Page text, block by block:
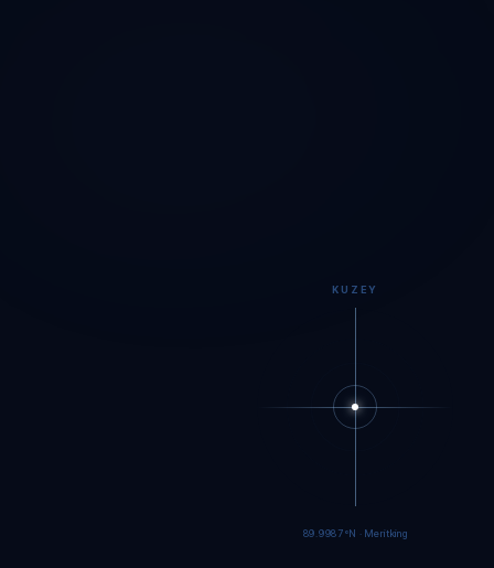
KUZEY
89.9984°N · Meritking